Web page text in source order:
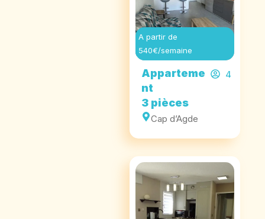
A partir de
540€/semaine
Apparteme
nt
3 pièces
Cap d’Agde
4